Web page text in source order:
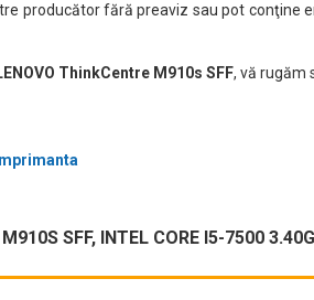
producător fără preaviz sau pot conţine
ThinkCentre M910s SFF, vă rugăm
SFF, INTEL CORE I5-7500